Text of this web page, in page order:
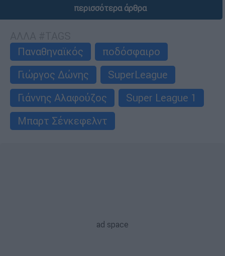
περισσότερα άρθρα
Παναθηναϊκός
ποδόσφαιρο
Γιώργος Δώνης
SuperLeague
Γιάννης Αλαφούζος
Super League 1
Μπαρτ Σένκεφελντ